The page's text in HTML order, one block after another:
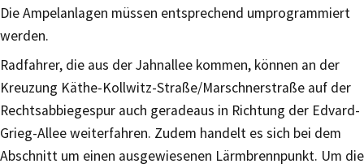
Die Ampelanlagen müssen entsprechend umprogrammiert
werden.
Radfahrer, die aus der Jahnallee kommen, können an der
Kreuzung Käthe-Kollwitz-Straße/Marschnerstraße auf der
Rechtsabbiegespur auch geradeaus in Richtung der Edvard-
Grieg-Allee weiterfahren. Zudem handelt es sich bei dem
Abschnitt um einen ausgewiesenen Lärmbrennpunkt. Um die